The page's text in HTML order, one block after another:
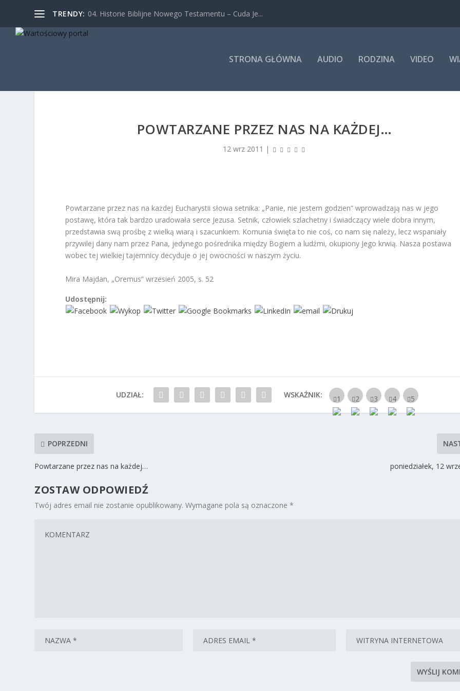
TRENDY: 04. Historie Biblijne Nowego Testamentu – Cuda Je...
STRONA GŁÓWNA AUDIO RODZINA VIDEO
POWTARZANE PRZEZ NAS NA KAŻDEJ…
12 wrz 2011 |
Powtarzane przez nas na każdej Eucharystii słowa setnika: „Panie, nie jestem godzien” wprowadzają nas w jego
postawę, która tak bardzo uradowała serce Jezusa. Setnik, człowiek szlachetny i świadczący wiele dobra innym,
przedstawia swą prośbę z wielką wiarą i szacunkiem. Komunia święta to nie coś, co nam się należy, lecz wspaniały
przywilej dany nam przez Pana, jedynego pośrednika między Bogiem a ludźmi, okupiony Jego krwią. Nasza postawa
wobec tej wielkiej tajemnicy decyduje o jej owocności w naszym życiu.
Mira Majdan, „Oremus” wrzesień 2005, s. 52
Udostępnij:
UDZIAŁ: WSKAŹNIK:
POPRZEDNI
Powtarzane przez nas na każdej… poniedziałek, 12
ZOSTAW ODPOWIEDŹ
Twój adres email nie zostanie opublikowany. Wymagane pola są oznaczone*